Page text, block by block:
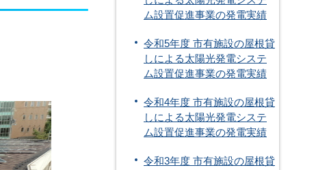
ム設置促進事業の発電実績
令和5年度 市有施設の屋根貸
しによる太陽光発電システ
ム設置促進事業の発電実績
令和4年度 市有施設の屋根貸
しによる太陽光発電システ
ム設置促進事業の発電実績
令和3年度 市有施設の屋根貸